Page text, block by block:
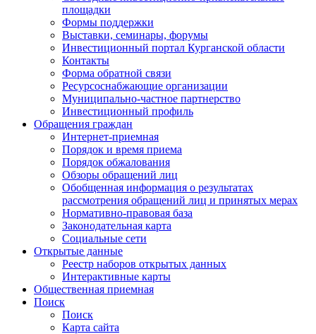
площадки
Формы поддержки
Выставки, семинары, форумы
Инвестиционный портал Курганской области
Контакты
Форма обратной связи
Ресурсоснабжающие организации
Муниципально-частное партнерство
Инвестиционный профиль
Обращения граждан
Интернет-приемная
Порядок и время приема
Порядок обжалования
Обзоры обращений лиц
Обобщенная информация о результатах
рассмотрения обращений лиц и принятых мерах
Нормативно-правовая база
Законодательная карта
Социальные сети
Открытые данные
Реестр наборов открытых данных
Интерактивные карты
Общественная приемная
Поиск
Поиск
Карта сайта